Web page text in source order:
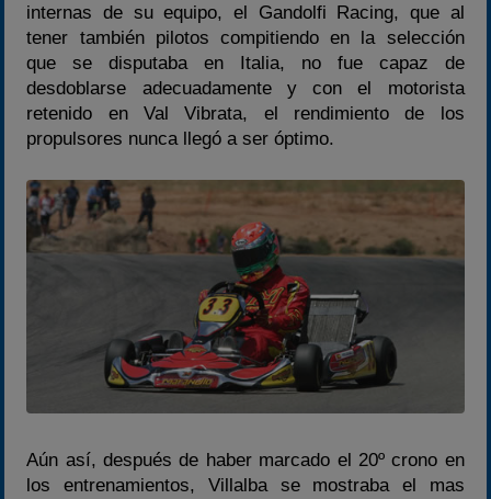
internas de su equipo, el Gandolfi Racing, que al
tener también pilotos compitiendo en la selección
que se disputaba en Italia, no fue capaz de
desdoblarse adecuadamente y con el motorista
retenido en Val Vibrata, el rendimiento de los
propulsores nunca llegó a ser óptimo.
Aún así, después de haber marcado el 20º crono en
los entrenamientos, Villalba se mostraba el mas